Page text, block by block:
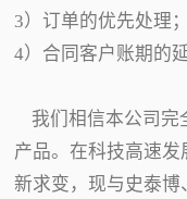
3）订单的优先处理；
4）合同客户账期的
我们相信本公司完
产品。在科技高速
新求变，现与史泰